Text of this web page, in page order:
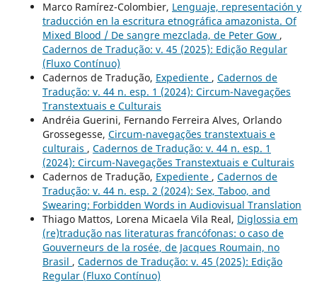
Marco Ramírez-Colombier, Lenguaje, representación y
traducción en la escritura etnográfica amazonista. Of
Mixed Blood / De sangre mezclada, de Peter Gow ,
Cadernos de Tradução: v. 45 (2025): Edição Regular
(Fluxo Contínuo)
Cadernos de Tradução, Expediente , Cadernos de
Tradução: v. 44 n. esp. 1 (2024): Circum-Navegações
Transtextuais e Culturais
Andréia Guerini, Fernando Ferreira Alves, Orlando
Grossegesse, Circum-navegações transtextuais e
culturais , Cadernos de Tradução: v. 44 n. esp. 1
(2024): Circum-Navegações Transtextuais e Culturais
Cadernos de Tradução, Expediente , Cadernos de
Tradução: v. 44 n. esp. 2 (2024): Sex, Taboo, and
Swearing: Forbidden Words in Audiovisual Translation
Thiago Mattos, Lorena Micaela Vila Real, Diglossia em
(re)tradução nas literaturas francófonas: o caso de
Gouverneurs de la rosée, de Jacques Roumain, no
Brasil , Cadernos de Tradução: v. 45 (2025): Edição
Regular (Fluxo Contínuo)